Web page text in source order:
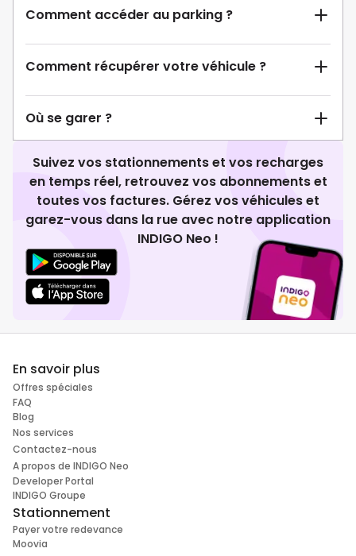
Comment accéder au parking ?
Comment récupérer votre véhicule ?
Où se garer ?
Suivez vos stationnements et vos recharges
en temps réel, retrouvez vos abonnements et
toutes vos factures. Gérez vos véhicules et
garez-vous dans la rue avec notre application
INDIGO Neo !
En savoir plus
Offres spéciales
FAQ
Blog
Nos services
Contactez-nous
A propos de INDIGO Neo
Developer Portal
INDIGO Groupe
Stationnement
Payer votre redevance
Moovia